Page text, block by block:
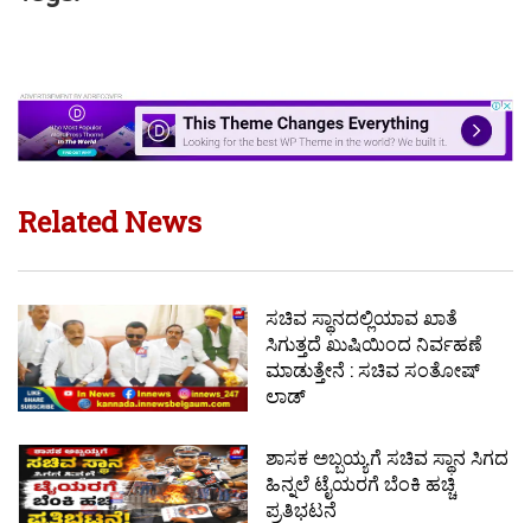
Related News
ಸಚಿವ ಸ್ಥಾನದಲ್ಲಿಯಾವ ಖಾತೆ
ಸಿಗುತ್ತದೆ ಖುಷಿಯಿಂದ ನಿರ್ವಹಣೆ
ಮಾಡುತ್ತೇನೆ : ಸಚಿವ ಸಂತೋಷ್
ಲಾಡ್
ಶಾಸಕ ಅಬ್ಬಯ್ಯಗೆ ಸಚಿವ ಸ್ಥಾನ ಸಿಗದ
ಹಿನ್ನಲೆ ಟೈಯರಗೆ ಬೆಂಕಿ ಹಚ್ಚಿ
ಪ್ರತಿಭಟನೆ